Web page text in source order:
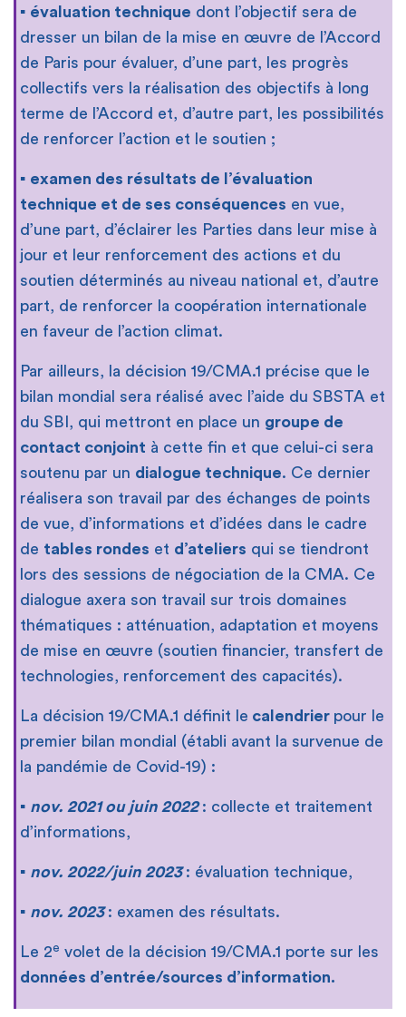
▪ évaluation technique dont l’objectif sera de
dresser un bilan de la mise en œuvre de l’Accord
de Paris pour évaluer, d’une part, les progrès
collectifs vers la réalisation des objectifs à long
terme de l’Accord et, d’autre part, les possibilités
de renforcer l’action et le soutien ;
▪ examen des résultats de l’évaluation
technique et de ses conséquences en vue,
d’une part, d’éclairer les Parties dans leur mise à
jour et leur renforcement des actions et du
soutien déterminés au niveau national et, d’autre
part, de renforcer la coopération internationale
en faveur de l’action climat.
Par ailleurs, la décision 19/CMA.1 précise que le
bilan mondial sera réalisé avec l’aide du SBSTA et
du SBI, qui mettront en place un groupe de
contact conjoint à cette fin et que celui-ci sera
soutenu par un dialogue technique. Ce dernier
réalisera son travail par des échanges de points
de vue, d’informations et d’idées dans le cadre
de tables rondes et d’ateliers qui se tiendront
lors des sessions de négociation de la CMA. Ce
dialogue axera son travail sur trois domaines
thématiques : atténuation, adaptation et moyens
de mise en œuvre (soutien financier, transfert de
technologies, renforcement des capacités).
La décision 19/CMA.1 définit le calendrier pour le
premier bilan mondial (établi avant la survenue de
la pandémie de Covid-19) :
▪ nov. 2021 ou juin 2022: collecte et traitement
d’informations,
▪ nov. 2022/juin 2023: évaluation technique,
▪ nov. 2023: examen des résultats.
Le 2e volet de la décision 19/CMA.1 porte sur les
données d’entrée/sources d’information.